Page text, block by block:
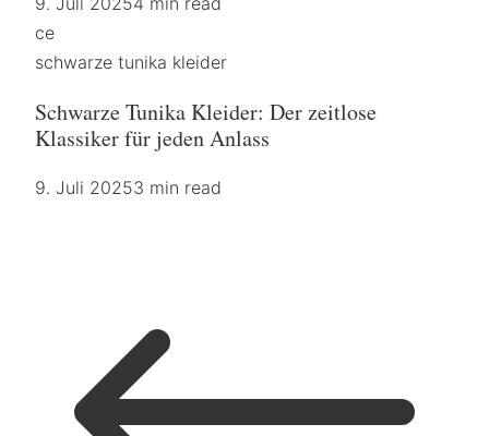
ce
schwarze tunika kleider
Schwarze Tunika Kleider: Der zeitlose
Klassiker für jeden Anlass
9. Juli 20253 min read